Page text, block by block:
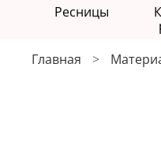
Ресницы
Главная